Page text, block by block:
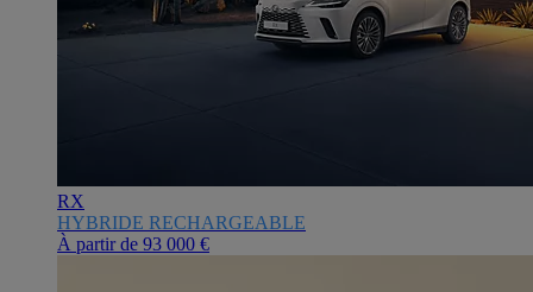
RX
HYBRIDE RECHARGEABLE
À partir de 93 000 €